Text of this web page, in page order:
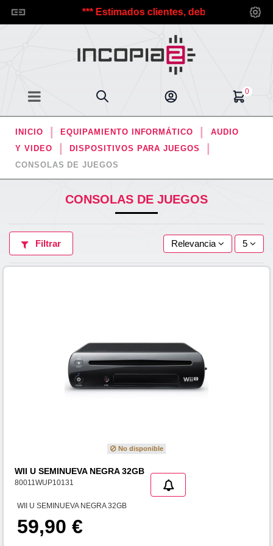
*** Estimados clientes, debido a las
0
INICIO EQUIPAMIENTO INFORMÁTICO
AUDIO
Y VIDEO
DISPOSITIVOS PARA JUEGOS
CONSOLAS DE JUEGOS
CONSOLAS DE JUEGOS
Filtrar Relevancia 5
No disponible
WII U SEMINUEVA NEGRA 32GB
80011WUP10131
WII U SEMINUEVA NEGRA 32GB
59,90 €